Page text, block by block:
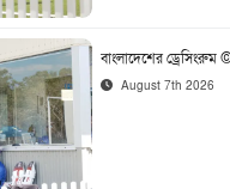
বাংলাদেশের ড্রেসিংরুম
August 7th 2026